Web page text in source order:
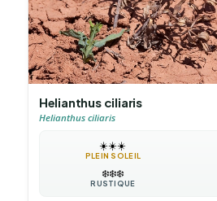
Helianthus ciliaris
Helianthus ciliaris
☀️☀️☀️
PLEIN SOLEIL
❄️❄️❄️
RUSTIQUE